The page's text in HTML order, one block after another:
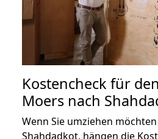
Kostencheck für
Moers nach
Wenn Sie umziehen
Shahdadkot, hängen die